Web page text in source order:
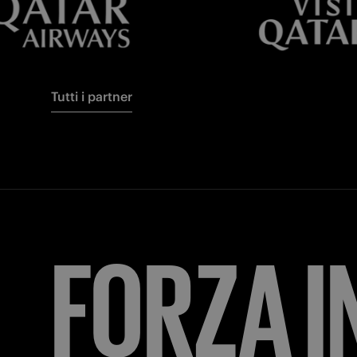
Tutti i partner
FORZA